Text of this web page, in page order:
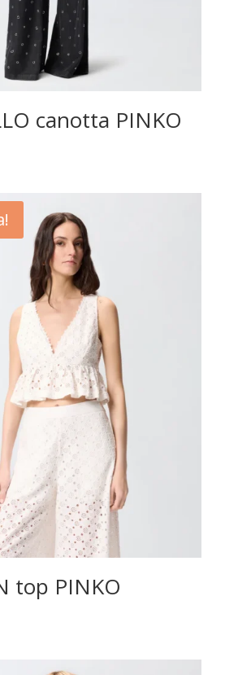
canotta PINKO
top PINKO